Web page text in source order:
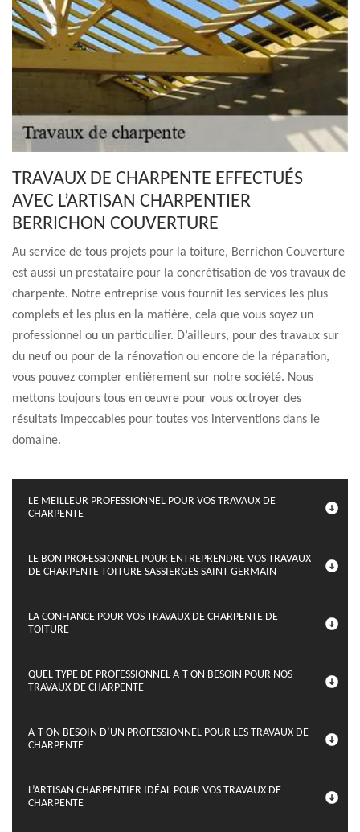
TRAVAUX DE CHARPENTE EFFECTUÉS
AVEC L’ARTISAN CHARPENTIER
BERRICHON COUVERTURE
Au service de tous projets pour la toiture, Berrichon Couverture
est aussi un prestataire pour la concrétisation de vos travaux de
charpente. Notre entreprise vous fournit les services les plus
complets et les plus en la matière, cela que vous soyez un
professionnel ou un particulier. D’ailleurs, pour des travaux sur
du neuf ou pour de la rénovation ou encore de la réparation,
vous pouvez compter entièrement sur notre société. Nous
mettons toujours tous en œuvre pour vous octroyer des
résultats impeccables pour toutes vos interventions dans le
domaine.
LE MEILLEUR PROFESSIONNEL POUR VOS TRAVAUX DE
CHARPENTE
LE BON PROFESSIONNEL POUR ENTREPRENDRE VOS TRAVAUX
DE CHARPENTE TOITURE SASSIERGES SAINT GERMAIN
LA CONFIANCE POUR VOS TRAVAUX DE CHARPENTE DE
TOITURE
QUEL TYPE DE PROFESSIONNEL A-T-ON BESOIN POUR NOS
TRAVAUX DE CHARPENTE
A-T-ON BESOIN D’UN PROFESSIONNEL POUR LES TRAVAUX DE
CHARPENTE
L’ARTISAN CHARPENTIER IDÉAL POUR VOS TRAVAUX DE
CHARPENTE